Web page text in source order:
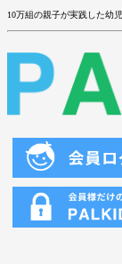
10万組の親子が実践した幼